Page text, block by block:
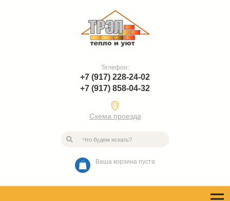
Телефон:
+7 (917) 228-24-02
+7 (917) 858-04-32
Схема проезда
Ваша корзина пуста